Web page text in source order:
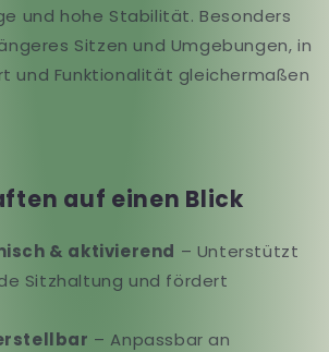
und hohe Stabilität. Besonders
Sitzen und Umgebungen, in
und Funktionalität gleichermaßen
auf einen Blick
& aktivierend – Unterstützt
Sitzhaltung und fördert
– Anpassbar an